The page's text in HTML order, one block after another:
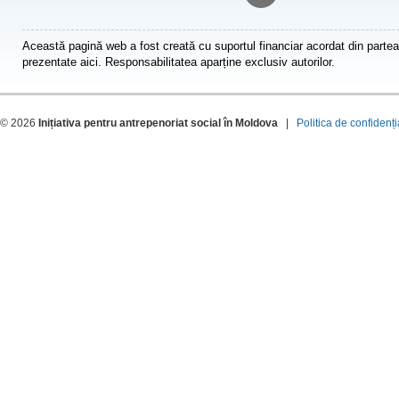
Această pagină web a fost creată cu suportul financiar acordat din
prezentate aici. Responsabilitatea aparține exclusiv autorilor.
© 2026 Inițiativa pentru antrepenoriat social în Moldova | Politica de